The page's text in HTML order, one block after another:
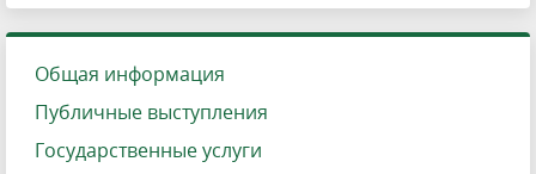
Общая информация
Публичные выступления
Государственные услуги